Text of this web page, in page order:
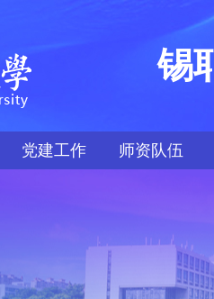
锡
党建工作 师资队伍